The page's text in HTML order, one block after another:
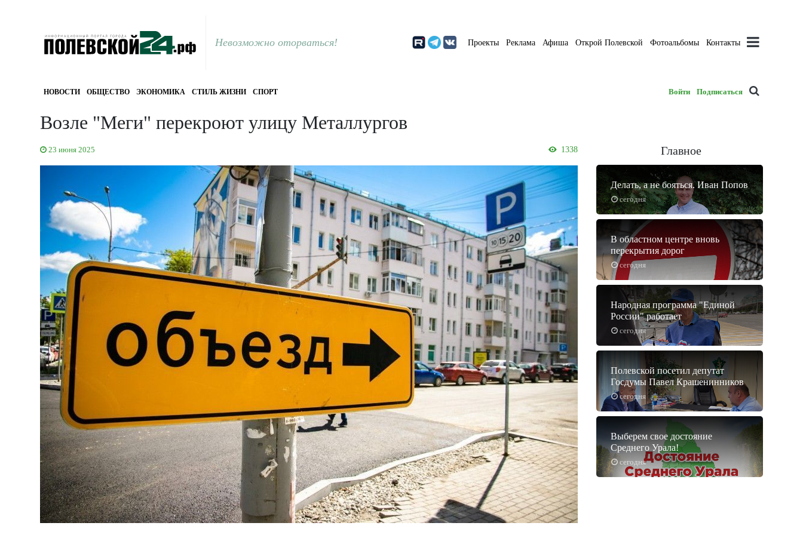
Невозможно оторваться! Проекты Реклама Афиша Открой Полевской Фотоальбомы Контакты
НОВОСТИ ОБЩЕСТВО ЭКОНОМИКА СТИЛЬ ЖИЗНИ СПОРТ Войти Подписаться
Возле "Меги" перекроют улицу Металлургов
23 июня 2025 1338 Главное
сегодня
Делать, а не бояться. Иван Попов
сегодня
В областном центре вновь
перекрытия дорог
сегодня
Народная программа "Единой
России" работает
сегодня
Полевской посетил депутат
Госдумы Павел Крашенинников
сегодня
Выберем свое достояние
Среднего Урала!